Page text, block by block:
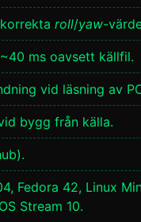
roll/yaw-
ms oavsett källfil.
vid läsning av
bygg från källa.
Fedora 42, Linux
Stream 10.